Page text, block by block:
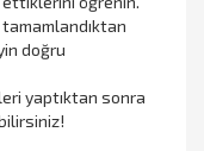
doğru
yaptıktan sonra